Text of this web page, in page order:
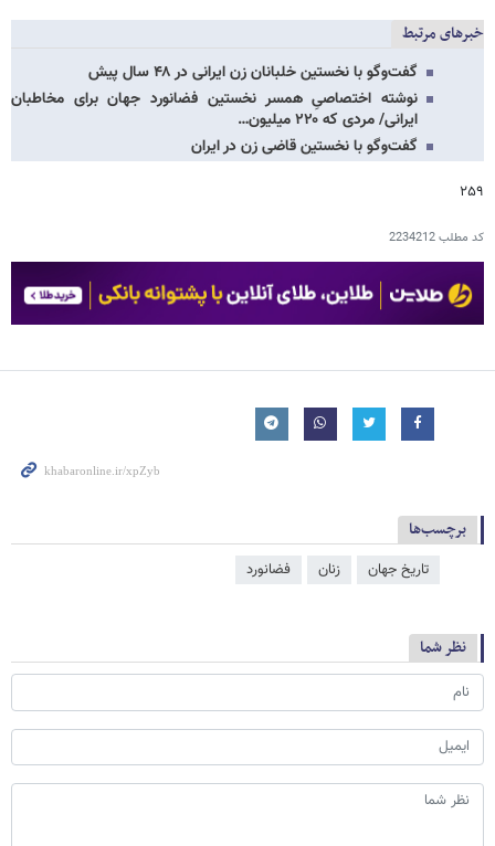
خبرهای مرتبط
گفت‌وگو با نخستین خلبانان زن ایرانی در ۴۸ سال پیش
نوشته‌ اختصاصیِ همسر نخستین فضانورد جهان برای مخاطبان
ایرانی/ مردی که ۲۲۰ میلیون‌…
گفت‌وگو با نخستین قاضی زن در ایران
۲۵۹
کد مطلب2234212
برچسب‌ها
تاریخ جهان زنان فضانورد
نظر شما